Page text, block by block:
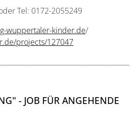
Tel: 0172-2055249
wuppertaler-kinder.de/
projects/127047
- JOB FÜR ANGEHENDE